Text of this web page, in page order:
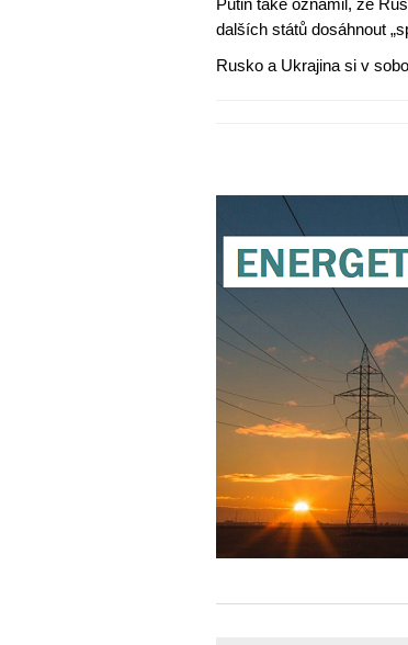
Putin také oznámil, že
dalších států dosáhnout
Rusko a Ukrajina si v